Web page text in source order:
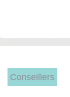
Conseillers